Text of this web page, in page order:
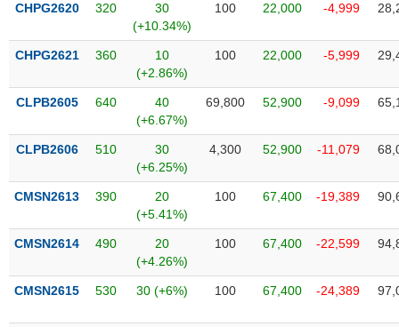
CHPG2620 320
30
(+10.34%)
100 22,000 -4,999
CHPG2621 360
10
(+2.86%)
100 22,000 -5,999
CLPB2605 640
40
(+6.67%)
69,800 52,900 -9,099
CLPB2606 510
30
(+6.25%)
4,300 52,900 -11,079
CMSN2613 390
20
(+5.41%)
100 67,400 -19,389
CMSN2614 490
20
(+4.26%)
100 67,400 -22,599
CMSN2615 530 30 (+6%) 100 67,400 -24,389
TIN
VỤ
THÔNG